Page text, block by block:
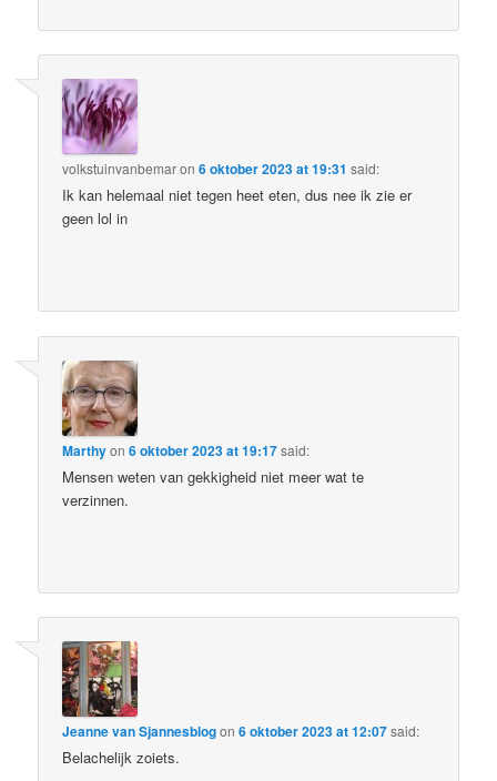
volkstuinvanbemaron6 oktober 2023 at 19:31 said:
Ik kan helemaal niet tegen heet eten, dus nee ik zie er
geen lol in
Marthyon6 oktober 2023 at 19:17said:
Mensen weten van gekkigheid niet meer wat te
verzinnen.
Jeanne van Sjannesblogon6 oktober 2023 at 12:07said:
Belachelijk zoiets.